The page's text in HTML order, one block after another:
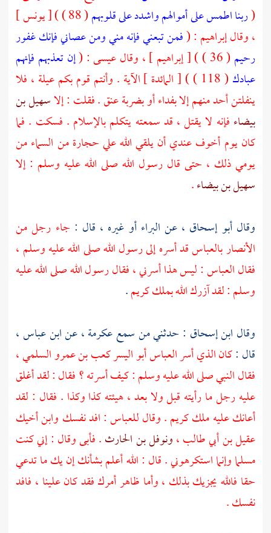
(ربنا اطمس على أموالهم واشدد على قلوبهم
( 88 ) ) [ يونس ]
، وقالإبراهيم : (فمن تبعني فإنه مني ومن عصاني فإنك غفور
رحيم ( 36 ) ) [ إبراهيم ] ، وقال عيسى: (إن تعذبهم فإنهم
عبادك
( 118 ) ) [ المائدة ] الآية . وأنتم قوم بكم عيلة ، فلا
ينفلتن أحد منهم إلا بفداء أو بضربة عنق . فقلت : إلاسهيل بن
بيضاء فإنه لا يقتل ، قد سمعته يتكلم بالإسلام . فسكت . فما
كان يوم أخوف عندي أن يلقي الله علي حجارة من السماء من
يومي ذلك ، حتى قال رسول الله صلى الله عليه وسلم : إلا
سهيل بن بيضاء.
وقالأبو إسحاق ،عن البراءأو غيره ، قال : جاء رجل من
الأنصاربالعباسقد أسره إلى رسول الله صلى الله عليه وسلم ،
فقالالعباس: ليس هذا أسرني ، فقال رسول الله صلى الله عليه
وسلم : لقد آزرك الله بملك كريم.
وقال ابن إسحاق : حدثني من سمععكرمة ،عنابن عباس ،
قال :كان الذي أسرالعباسأبو اليسر كعب بن عمرو السلمي ،
فقال النبي صلى الله عليه وسلم : كيف أسرته ؟ فقال : لقد أغلق
عليه رجل ما رأيته قبل ولا بعد ، هيئته كذا وكذا . فقال : لقد
أعانك عليه ملك كريم . وقالللعباس: افد نفسك وابن أخيك
عقيل بن أبي طالب ،ونوفل بن الحارث. فأبى وقال : إني كنت
مسلما وإنما استكرهوني . قال : الله أعلم بشأنك إن يك ما تدعي
حقا فالله يجزيك بذلك ، وأما ظاهر أمرك فقد كان علينا ، فافد
نفسك .